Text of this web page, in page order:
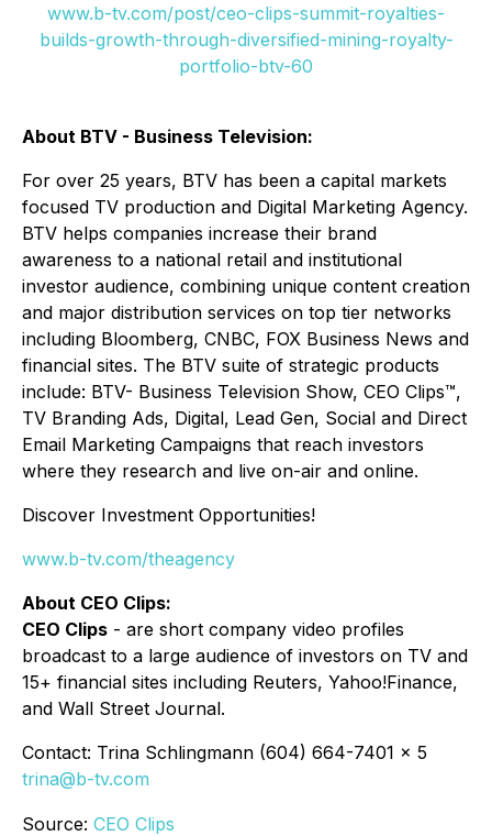
www.b-tv.com/post/ceo-clips-summit-royalties-
builds-growth-through-diversified-mining-royalty-
portfolio-btv-60
About BTV - Business Television:
For over 25 years, BTV has been a capital markets
focused TV production and Digital Marketing Agency.
BTV helps companies increase their brand
awareness to a national retail and institutional
investor audience, combining unique content creation
and major distribution services on top tier networks
including Bloomberg, CNBC, FOX Business News and
financial sites. The BTV suite of strategic products
include: BTV- Business Television Show, CEO Clips™,
TV Branding Ads, Digital, Lead Gen, Social and Direct
Email Marketing Campaigns that reach investors
where they research and live on-air and online.
Discover Investment Opportunities!
www.b-tv.com/theagency
About CEO Clips:
CEO Clips - are short company video profiles
broadcast to a large audience of investors on TV and
15+ financial sites including Reuters, Yahoo!Finance,
and Wall Street Journal.
Contact: Trina Schlingmann (604) 664-7401 x 5
trina@b-tv.com
Source: CEO Clips